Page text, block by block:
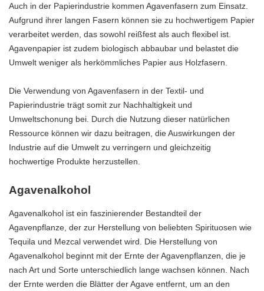
Auch in der Papierindustrie kommen Agavenfasern zum Einsatz.
Aufgrund ihrer langen Fasern können sie zu hochwertigem Papier
verarbeitet werden, das sowohl reißfest als auch flexibel ist.
Agavenpapier ist zudem biologisch abbaubar und belastet die
Umwelt weniger als herkömmliches Papier aus Holzfasern.
Die Verwendung von Agavenfasern in der Textil- und
Papierindustrie trägt somit zur Nachhaltigkeit und
Umweltschonung bei. Durch die Nutzung dieser natürlichen
Ressource können wir dazu beitragen, die Auswirkungen der
Industrie auf die Umwelt zu verringern und gleichzeitig
hochwertige Produkte herzustellen.
Agavenalkohol
Agavenalkohol ist ein faszinierender Bestandteil der
Agavenpflanze, der zur Herstellung von beliebten Spirituosen wie
Tequila und Mezcal verwendet wird. Die Herstellung von
Agavenalkohol beginnt mit der Ernte der Agavenpflanzen, die je
nach Art und Sorte unterschiedlich lange wachsen können. Nach
der Ernte werden die Blätter der Agave entfernt, um an den